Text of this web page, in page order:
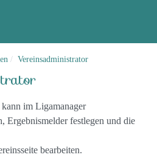
Vereinsadministrator
im Ligamanager
Ergebnismelder festlegen und die
bearbeiten.